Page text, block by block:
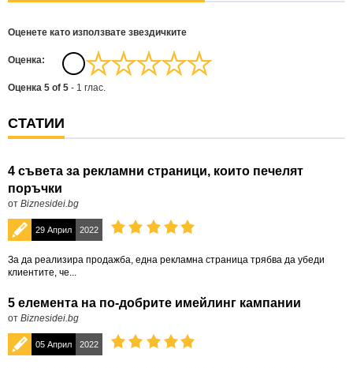
Оценете като използвате звездичките
Oценка:
Оценка 5 of 5 - 1 глас.
СТАТИИ
4 съвета за рекламни страници, които печелят
поръчки
от Biznesidei.bg
29 Април 2022
За да реализира продажба, една рекламна страница трябва да убеди
клиентите, че...
5 елемента на по-добрите имейлинг кампании
от Biznesidei.bg
05 Април 2022